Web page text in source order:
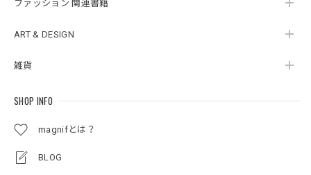
ファッション 関連書籍
ART & DESIGN
雑貨
SHOP INFO
magnifとは？
BLOG